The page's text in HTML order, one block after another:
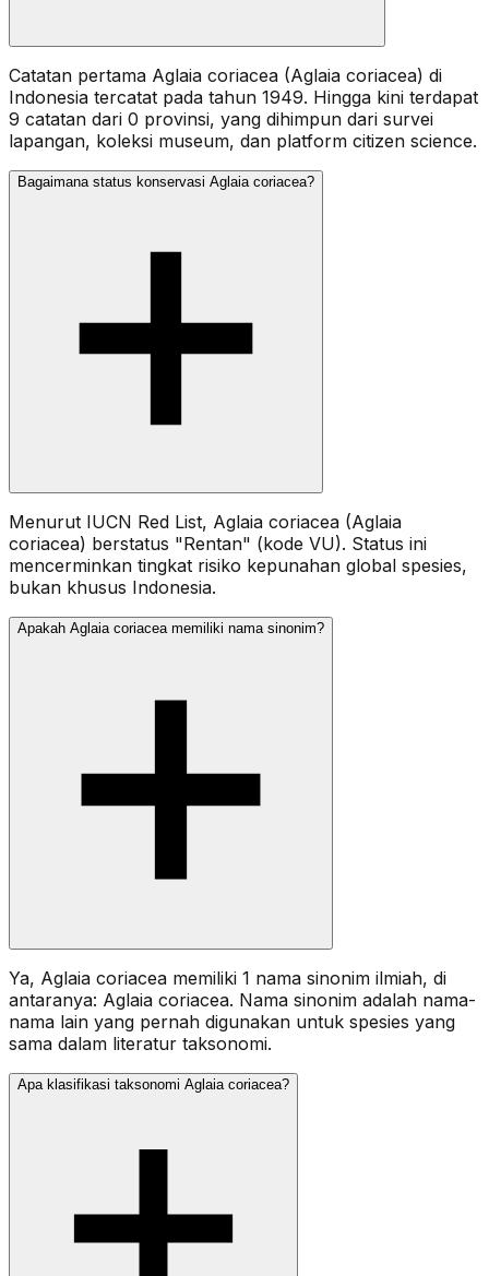
Catatan pertama Aglaia coriacea (Aglaia coriacea) di
Indonesia tercatat pada tahun 1949. Hingga kini terdapat
9 catatan dari 0 provinsi, yang dihimpun dari survei
lapangan, koleksi museum, dan platform citizen science.
Bagaimana status konservasi Aglaia coriacea?
Menurut IUCN Red List, Aglaia coriacea (Aglaia
coriacea) berstatus "Rentan" (kode VU). Status ini
mencerminkan tingkat risiko kepunahan global spesies,
bukan khusus Indonesia.
Apakah Aglaia coriacea memiliki nama sinonim?
Ya, Aglaia coriacea memiliki 1 nama sinonim ilmiah, di
antaranya: Aglaia coriacea. Nama sinonim adalah nama-
nama lain yang pernah digunakan untuk spesies yang
sama dalam literatur taksonomi.
Apa klasifikasi taksonomi Aglaia coriacea?